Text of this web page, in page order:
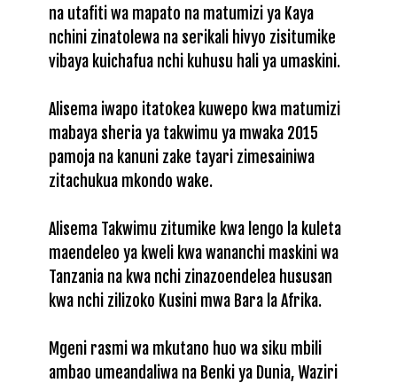
na utafiti wa mapato na matumizi ya Kaya
nchini zinatolewa na serikali hivyo zisitumike
vibaya kuichafua nchi kuhusu hali ya umaskini.
Alisema iwapo itatokea kuwepo kwa matumizi
mabaya sheria ya takwimu ya mwaka 2015
pamoja na kanuni zake tayari zimesainiwa
zitachukua mkondo wake.
Alisema Takwimu zitumike kwa lengo la kuleta
maendeleo ya kweli kwa wananchi maskini wa
Tanzania na kwa nchi zinazoendelea hususan
kwa nchi zilizoko Kusini mwa Bara la Afrika.
Mgeni rasmi wa mkutano huo wa siku mbili
ambao umeandaliwa na Benki ya Dunia, Waziri